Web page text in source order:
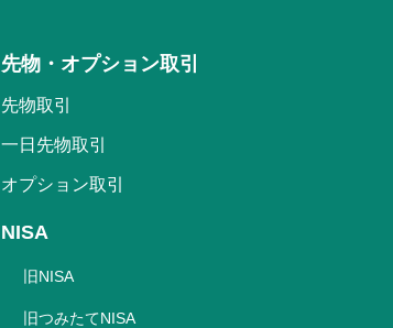
先物・オプション取引
先物取引
一日先物取引
オプション取引
NISA
旧NISA
旧つみたてNISA